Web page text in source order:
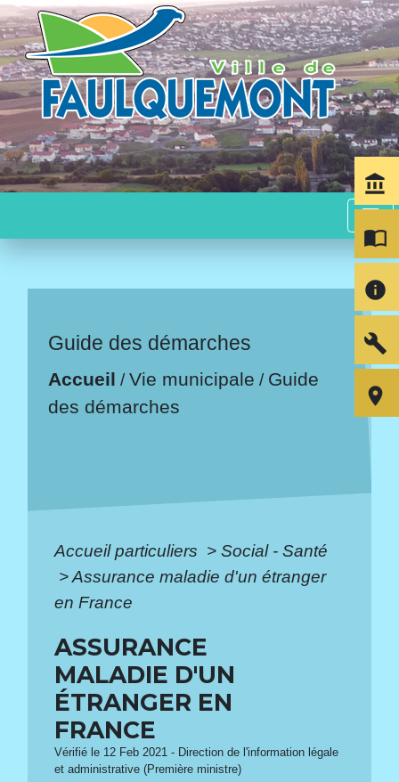
menu
Guide des démarches
Accueil /Vie municipale / Guide
des démarches
Accueil particuliers > Social - Santé
>Assurance maladie d'un étranger
en France
ASSURANCE
MALADIE D'UN
ÉTRANGER EN
FRANCE
Vérifié le 12 Feb 2021 - Direction de l'information légale
et administrative (Première ministre)
account_balance
import_contacts
info
build
room